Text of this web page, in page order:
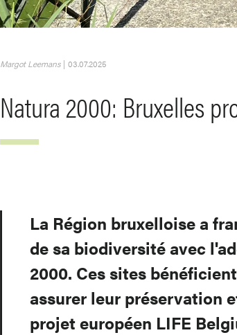
Margot Leemans | 03.07.2025
Natura 2000: Bruxelles
La Région bruxelloise a
de sa biodiversité avec
2000. Ces sites
assurer leur préservation
projet européen LIFE